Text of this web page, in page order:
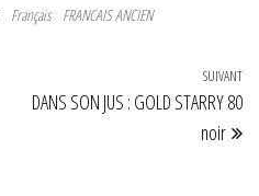
Français
FRANCAIS ANCIEN
SUIVANT
DANS SON JUS : GOLD STARRY 80
noir